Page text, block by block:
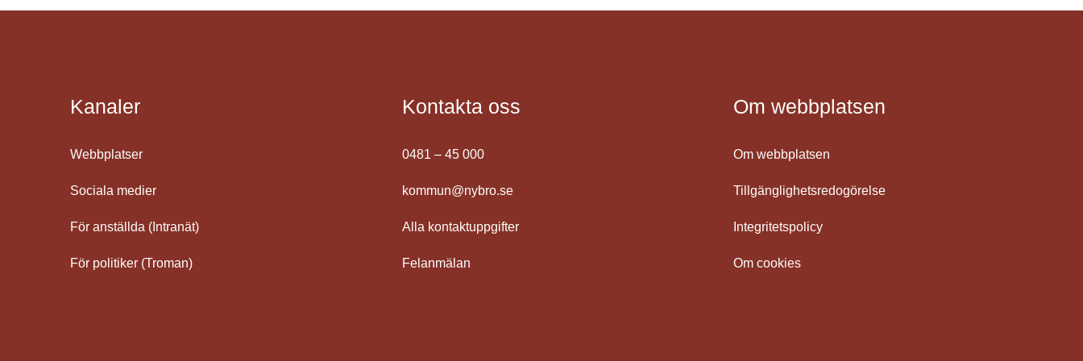
Kanaler
Webbplatser
Sociala medier
För anställda (Intranät)
För politiker (Troman)
Kontakta oss
0481 – 45 000
kommun@nybro.se
Alla kontaktuppgifter
Felanmälan
Om webbplatsen
Om webbplatsen
Tillgänglighetsredogörelse
Integritetspolicy
Om cookies